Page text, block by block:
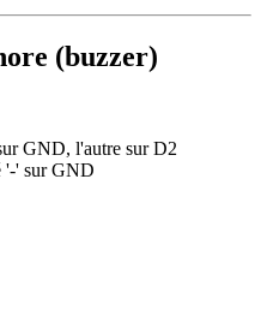
(buzzer)
GND, l'autre sur D2
'-' sur GND